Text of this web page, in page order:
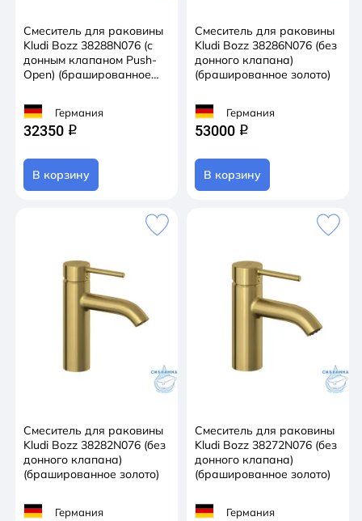
Смеситель для раковины
Kludi Bozz 38288N076 (с
донным клапаном Push-
Open) (брашированное
Германия
32350 q
В корзину
Смеситель для раковины
Kludi Bozz 38286N076 (без
донного клапана)
(брашированное золото)
Германия
53000 q
В корзину
Смеситель для раковины
Kludi Bozz 38282N076 (без
донного клапана)
(брашированное золото)
Германия
Смеситель для раковины
Kludi Bozz 38272N076 (без
донного клапана)
(брашированное золото)
Германия